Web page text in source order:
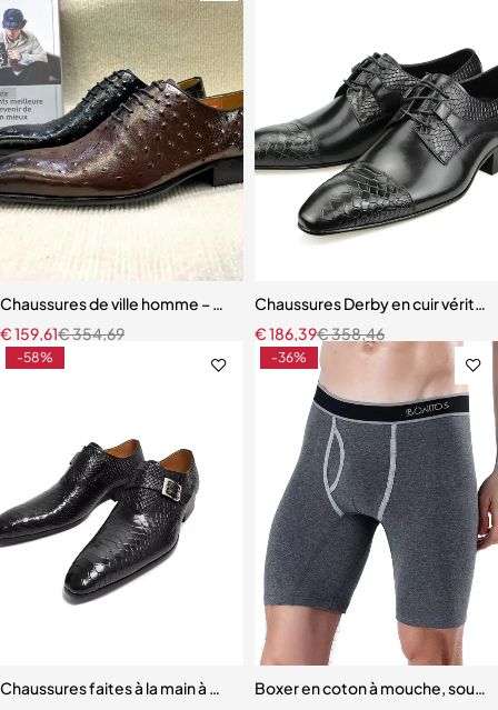
Chaussures de ville homme – Oxford brogue en cuir avec finition
€354,69
€159,61
Chaussures Derby en cuir
€358,46
€186,39
-58%
Chaussures faites à la main à motif serpentin pour hommes,
-36%
Boxer en coton à mouche,